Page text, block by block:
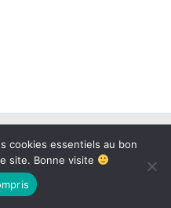
par Thème WordPress Astra
cookies essentiels au bon
site. Bonne visite